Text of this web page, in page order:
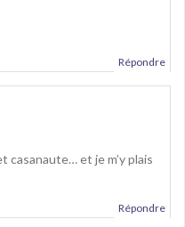
Répondre
casanaute… et je m’y plais
Répondre